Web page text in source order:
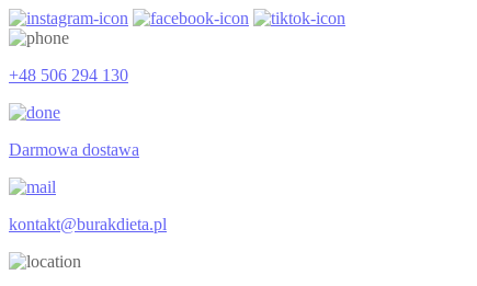
+48 506 294 130
Darmowa dostawa
kontakt@burakdieta.pl